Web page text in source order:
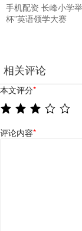
手机配资 长峰小学
杯”英语领学大赛
相关评论
本文评分*
评论内容*